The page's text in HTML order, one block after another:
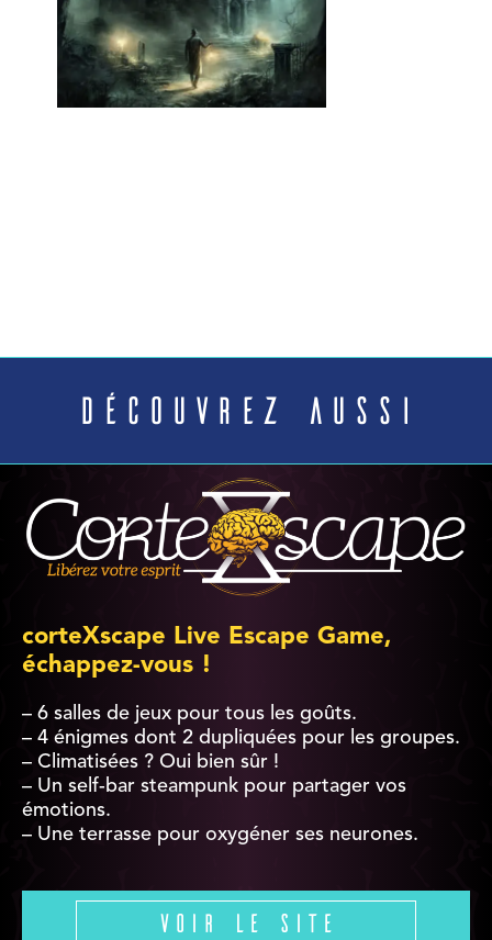
Découvrez aussi
corteXscape Live Escape Game,
échappez-vous !
– 6 salles de jeux pour tous les goûts.
– 4 énigmes dont 2 dupliquées pour les groupes.
– Climatisées ? Oui bien sûr !
– Un self-bar steampunk pour partager vos
émotions.
– Une terrasse pour oxygéner ses neurones.
Voir le site